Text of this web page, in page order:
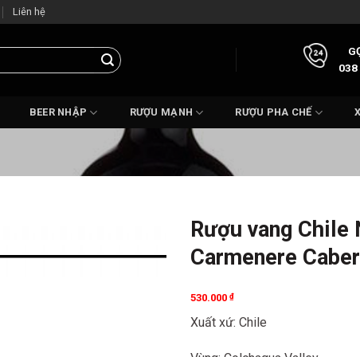
Liên hệ
038
BEER NHẬP RƯỢU MẠNH RƯỢU PHA CHẾ
Rượu vang Chile
Carmenere
530.000 ₫
Xuất xứ: Chile